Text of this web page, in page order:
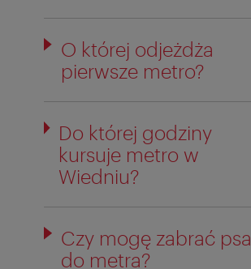
O której odjeżdża
pierwsze metro?
Do której godziny
kursuje metro w
Wiedniu?
Czy mogę zabrać psa
do metra?